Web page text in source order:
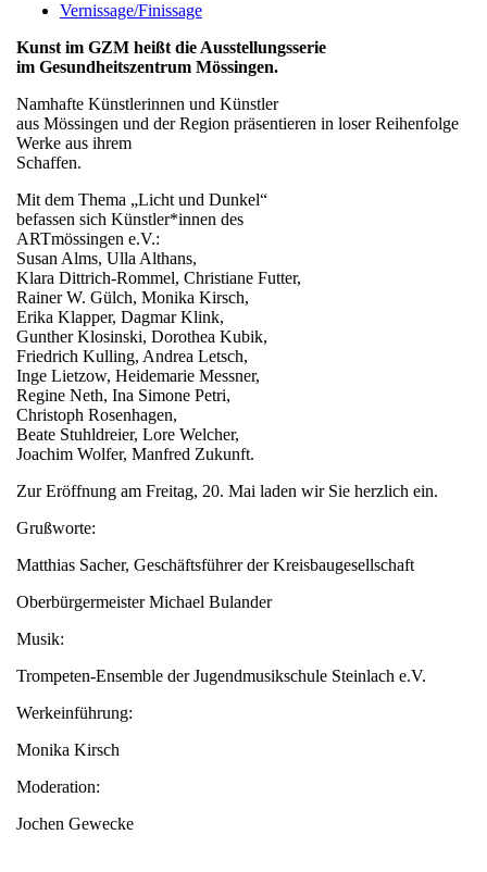
Vernissage/Finissage
Kunst im GZM heißt die Ausstellungsserie
im Gesundheitszentrum Mössingen.
Namhafte Künstlerinnen und Künstler
aus Mössingen und der Region präsentieren in loser Reihenfolge
Werke aus ihrem
Schaffen.
Mit dem Thema „Licht und Dunkel“
befassen sich Künstler*innen des
ARTmössingen e.V.:
Susan Alms, Ulla Althans,
Klara Dittrich-Rommel, Christiane Futter,
Rainer W. Gülch, Monika Kirsch,
Erika Klapper, Dagmar Klink,
Gunther Klosinski, Dorothea Kubik,
Friedrich Kulling, Andrea Letsch,
Inge Lietzow, Heidemarie Messner,
Regine Neth, Ina Simone Petri,
Christoph Rosenhagen,
Beate Stuhldreier, Lore Welcher,
Joachim Wolfer, Manfred Zukunft.
Zur Eröffnung am Freitag, 20. Mai laden wir Sie herzlich ein.
Grußworte:
Matthias Sacher, Geschäftsführer der Kreisbaugesellschaft
Oberbürgermeister Michael Bulander
Musik:
Trompeten-Ensemble der Jugendmusikschule Steinlach e.V.
Werkeinführung:
Monika Kirsch
Moderation:
Jochen Gewecke